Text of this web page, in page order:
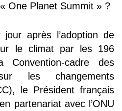
One Planet Summit » ?
après l’adoption de
le climat par les 196
cadre des
les changements
le Président français
partenariat avec l’ONU